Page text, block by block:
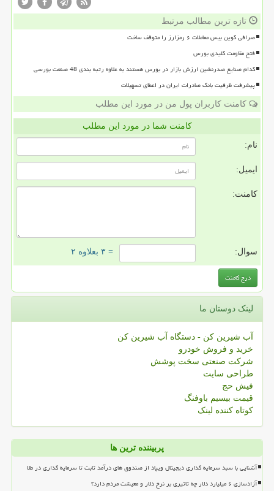
تازه ترین مطالب مرتبط
صرافی کوین بیس معاملات ۶ رمزارز را متوقف ساخت
فتح مقاومت کلیدی بورس
کدام صنایع صدرنشین ارزش بازار در بورس هستند به علاوه رتبه بندی 48 صنعت بورسی
پیشرفت ظرفیت بانک صادرات ایران در اعطای تسهیلات
کامنت کاربران پول من در مورد این مطلب
کامنت شما در مورد این مطلب
نام:
ایمیل:
کامنت:
سوال: = ۳ بعلاوه ۲
لینک دوستان ما
آب شیرین کن - دستگاه آب شیرین کن
خرید و فروش خودرو
شرکت صنعتی سخت پوشش
طراحی سایت
فیش حج
قیمت بیسیم باوفنگ
کوتاه کننده لینک
پربیننده ترین ها
آشنایی با سبد سرمایه گذاری دیجیتال ویپاد از صندوق های درآمد ثابت تا سرمایه گذاری در طلا
آزادسازی ۶ میلیارد دلار چه تاثیری بر نرخ دلار و معیشت مردم دارد؟